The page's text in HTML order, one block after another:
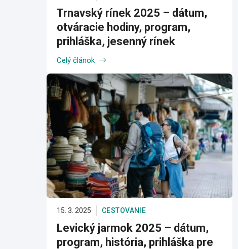
Trnavský rínek 2025 – dátum,
otváracie hodiny, program,
prihláška, jesenný rínek
Celý článok
15. 3. 2025 CESTOVANIE
Levický jarmok 2025 – dátum,
program, história, prihláška pre